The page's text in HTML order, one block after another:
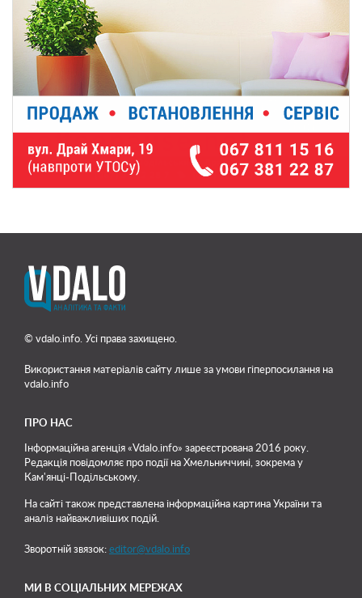
© vdalo.info. Усі права захищено.
Використання матеріалів сайту лише за умови гіперпосилання на
vdalo.info
ПРО НАС
Інформаційна агенція «Vdalo.info» зареєстрована 2016 року.
Редакція повідомляє про події на Хмельниччині, зокрема у
Кам'янці-Подільському.
На сайті також представлена інформаційна картина України та
аналіз найважливіших подій.
Зворотній звязок: editor@vdalo.info
МИ В СОЦІАЛЬНИХ МЕРЕЖАХ